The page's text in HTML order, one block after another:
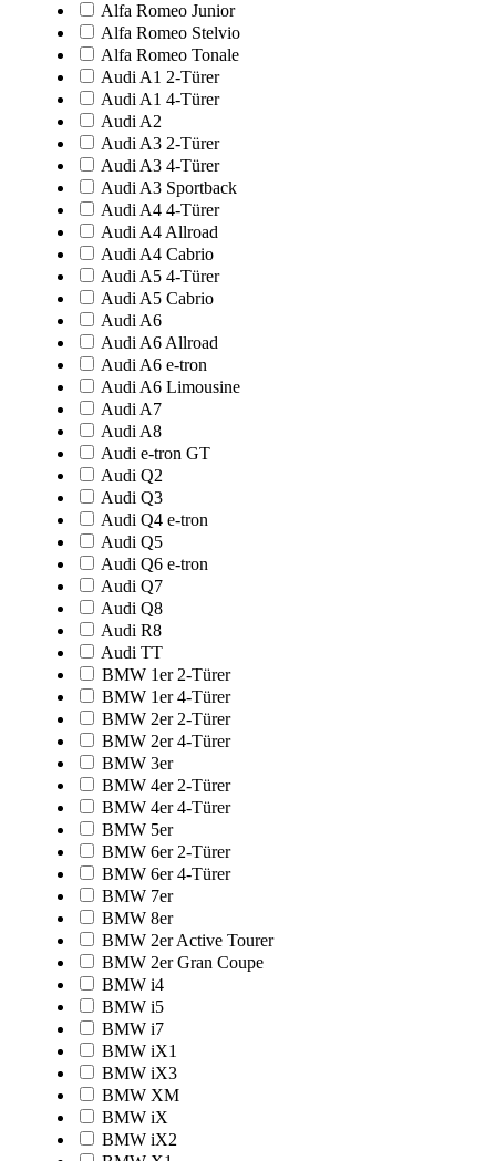
Alfa Romeo Junior
Alfa Romeo Stelvio
Alfa Romeo Tonale
Audi A1 2-Türer
Audi A1 4-Türer
Audi A2
Audi A3 2-Türer
Audi A3 4-Türer
Audi A3 Sportback
Audi A4 4-Türer
Audi A4 Allroad
Audi A4 Cabrio
Audi A5 4-Türer
Audi A5 Cabrio
Audi A6
Audi A6 Allroad
Audi A6 e-tron
Audi A6 Limousine
Audi A7
Audi A8
Audi e-tron GT
Audi Q2
Audi Q3
Audi Q4 e-tron
Audi Q5
Audi Q6 e-tron
Audi Q7
Audi Q8
Audi R8
Audi TT
BMW 1er 2-Türer
BMW 1er 4-Türer
BMW 2er 2-Türer
BMW 2er 4-Türer
BMW 3er
BMW 4er 2-Türer
BMW 4er 4-Türer
BMW 5er
BMW 6er 2-Türer
BMW 6er 4-Türer
BMW 7er
BMW 8er
BMW 2er Active Tourer
BMW 2er Gran Coupe
BMW i4
BMW i5
BMW i7
BMW iX1
BMW iX3
BMW XM
BMW iX
BMW iX2